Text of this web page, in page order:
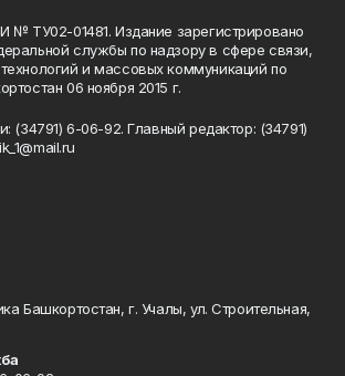
№ ТУ02-01481. Издание зарегистрировано
службы по надзору в сфере связи,
и массовых коммуникаций по
06 ноября 2015 г.
(34791) 6-06-92. Главный редактор: (34791)
Башкортостан, г. Учалы, ул. Строительная,